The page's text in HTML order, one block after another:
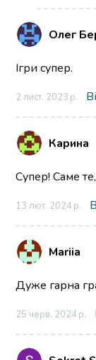
Олег
Ігри супер.
2 лист. 2023 р.
Карина
Супер! Саме
13 лют. 2024 р.
Mariia
Дуже гарна
25 черв. 2024 р.